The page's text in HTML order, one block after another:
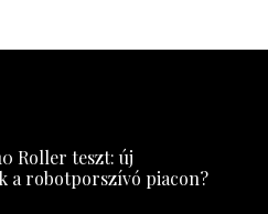
Roller teszt: új
a robotporszívó piacon?